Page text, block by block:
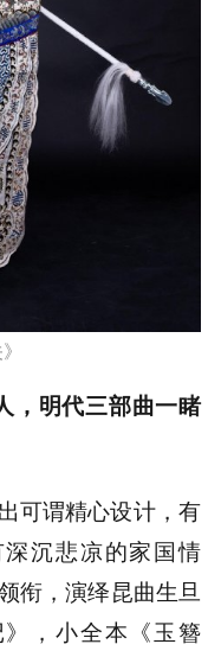
，明代三部曲一睹
可谓精心设计，有
沉悲凉的家国情
衔，演绎昆曲生旦
，小全本《玉簪